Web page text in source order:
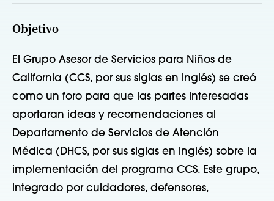
Objetivo
El Grupo Asesor de Servicios para Niños de
California (CCS, por sus siglas en inglés) se creó
como un foro para que las partes interesadas
aportaran ideas y recomendaciones al
Departamento de Servicios de Atención
Médica (DHCS, por sus siglas en inglés) sobre la
implementación del programa CCS. Este grupo,
integrado por cuidadores, defensores,